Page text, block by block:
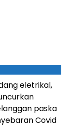
eletrikal,
paska
Covid